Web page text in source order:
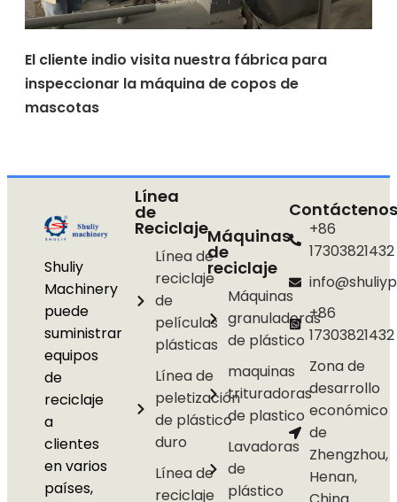
El cliente indio visita nuestra fábrica para
inspeccionar la máquina de copos de
mascotas
Shuliy
Machinery
puede
suministrar
equipos
de
reciclaje
a
clientes
en varios
países,
Línea
de
Reciclaje
Línea de
reciclaje
de
películas
plásticas
Línea de
peletización
de plástico
duro
Línea de
reciclaje
Máquinas
de
reciclaje
Máquinas
granuladoras
de plástico
maquinas
trituradoras
de plastico
Lavadoras
de
plástico
Contáctenos
+86
17303821432
+86
17303821432
Zona de
desarrollo
económico
de
Zhengzhou,
Henan,